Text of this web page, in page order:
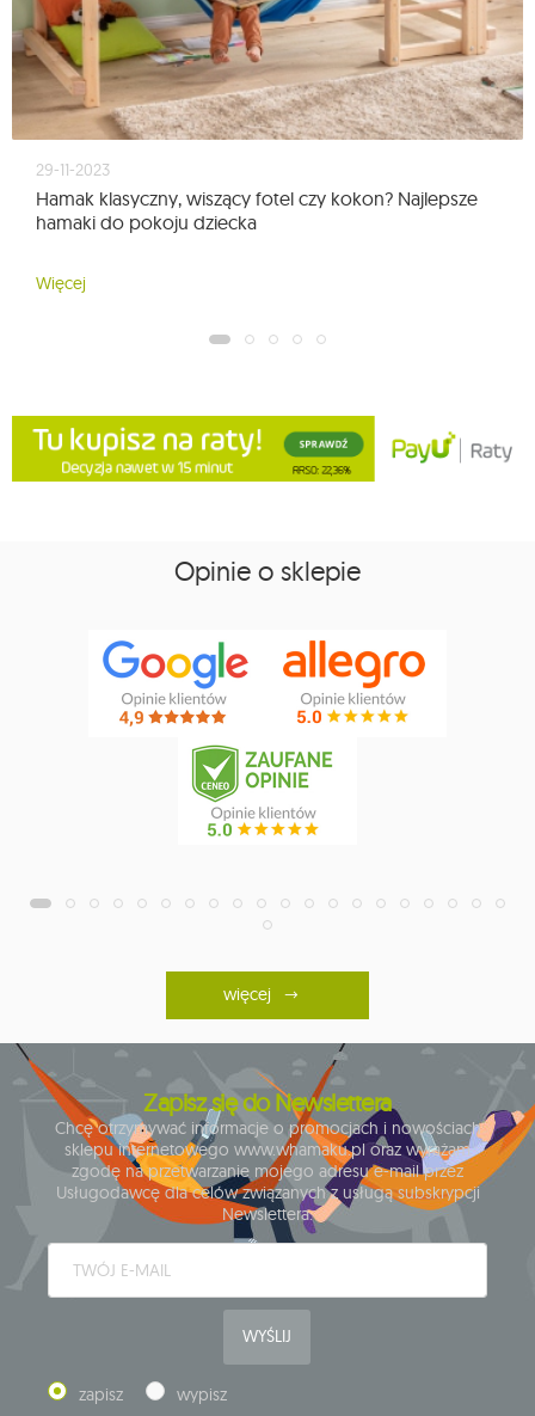
29-11-2023
Hamak klasyczny, wiszący fotel czy kokon? Najlepsze
hamaki do pokoju dziecka
Więcej
Opinie o sklepie
więcej
Zapisz się do Newslettera
Chcę otrzymywać informacje o promocjach i nowościach
sklepu internetowego www.whamaku.pl oraz wyrażam
zgodę na przetwarzanie mojego adresu e-mail przez
Usługodawcę dla celów związanych z usługą subskrypcji
Newslettera.
WYŚLIJ
zapisz wypisz